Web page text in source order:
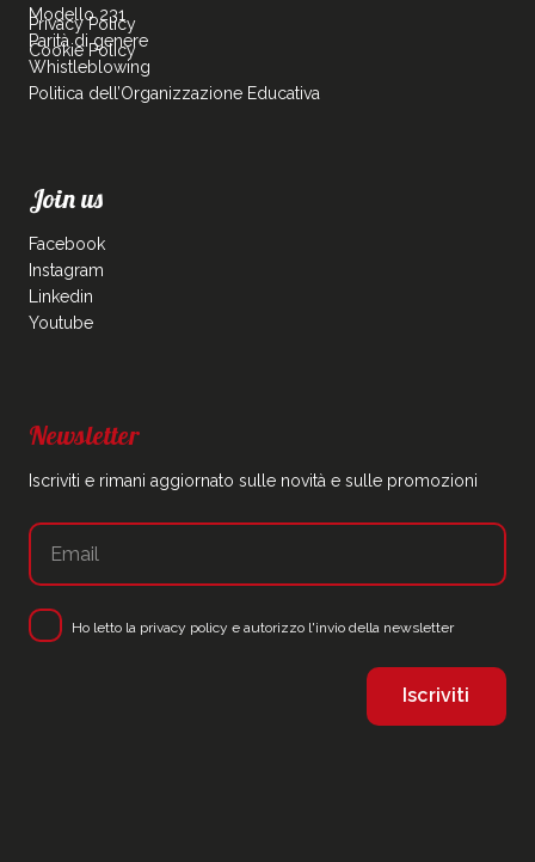
Modello 231
Parità di genere
Whistleblowing
Politica dell’Organizzazione Educativa
Privacy Policy
Cookie Policy
Join us
Facebook
Instagram
Linkedin
Youtube
Newsletter
Iscriviti e rimani aggiornato sulle novità e sulle promozioni
Ho letto la privacy policy e autorizzo l'invio della newsletter